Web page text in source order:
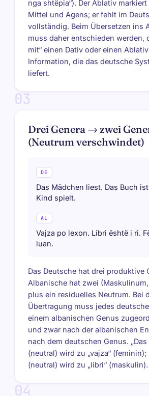
nga shtëpia“). Der Ablativ
Mittel und Agens; er fehlt im
vollständig. Beim Übersetzen ins
muss daher entschieden werden,
mit“ einen Dativ oder einen
Information, die das deutsche
liefert.
03
Drei Genera → zwei
(Neutrum verschwindet)
DE
Das Mädchen liest. Das Buch
Kind spielt.
AL
Vajza po lexon. Libri është i ri.
luan.
Das Deutsche hat drei produktive
Albanische hat zwei
plus ein residuelles Neutrum. Bei
Übertragung muss jedes
einem albanischen Genus
und zwar nach der albanischen
nach dem deutschen Genus. „Das
(neutral) wird zu „vajza“ (feminin);
(neutral) wird zu „libri“ (maskulin).
04